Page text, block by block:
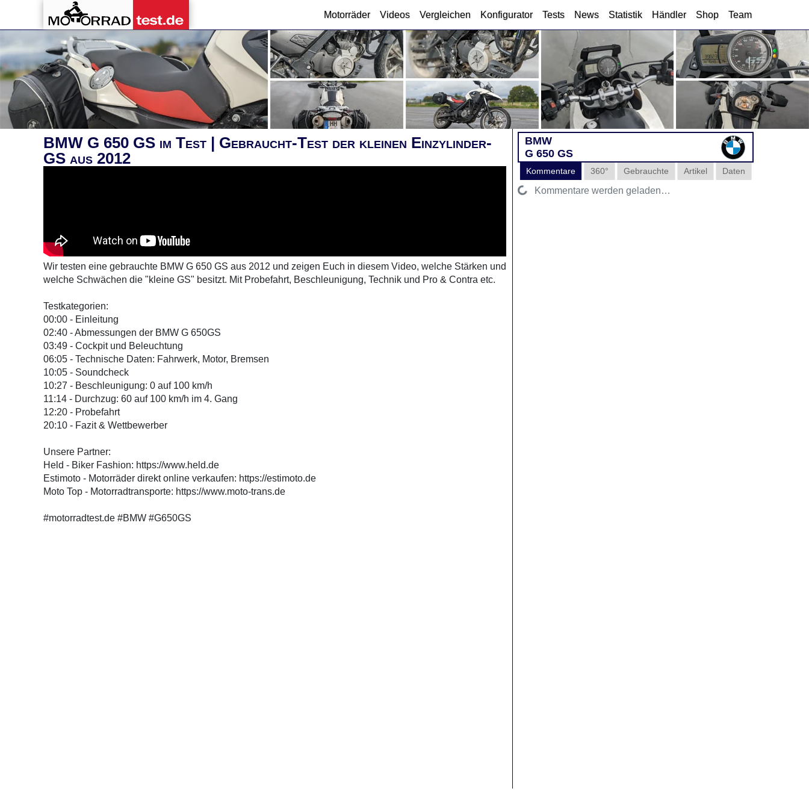
Motorräder Videos Vergleichen Konfigurator Tests News Statistik Händler Shop Team
BMW G 650 GS im Test | Gebraucht-Test der kleinen Einzylinder-
GS aus 2012
Wir testen eine gebrauchte BMW G 650 GS aus 2012 und zeigen Euch in diesem Video, welche Stärken und
welche Schwächen die "kleine GS" besitzt. Mit Probefahrt, Beschleunigung, Technik und Pro & Contra etc.
Testkategorien:
00:00 - Einleitung
02:40 - Abmessungen der BMW G 650GS
03:49 - Cockpit und Beleuchtung
06:05 - Technische Daten: Fahrwerk, Motor, Bremsen
10:05 - Soundcheck
10:27 - Beschleunigung: 0 auf 100 km/h
11:14 - Durchzug: 60 auf 100 km/h im 4. Gang
12:20 - Probefahrt
20:10 - Fazit & Wettbewerber
Unsere Partner:
Held - Biker Fashion: https://www.held.de
Estimoto - Motorräder direkt online verkaufen: https://estimoto.de
Moto Top - Motorradtransporte: https://www.moto-trans.de
#motorradtest.de #BMW #G650GS
BMW
G 650 GS
Daten
Artikel
Gebrauchte
360°
Kommentare
Kommentare werden geladen…